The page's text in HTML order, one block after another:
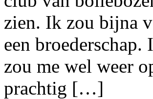
zien. Ik zou bijna
een
zou me wel weer
prachtig […]